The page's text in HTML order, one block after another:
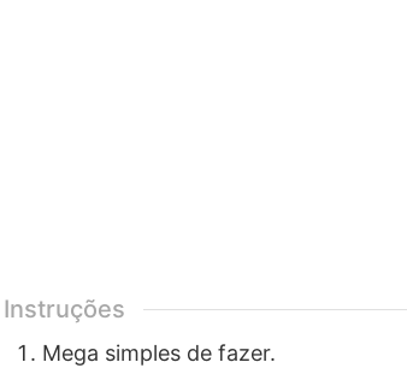
Instruções
Mega simples de fazer.